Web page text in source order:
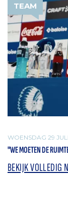
TEAM
WOENSDAG 29
"WE MOETEN DE
BEKIJK VOLLEDIG